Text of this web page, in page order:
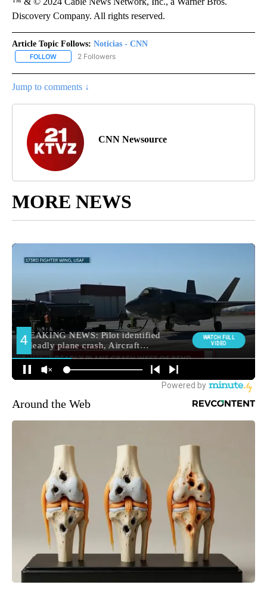
Discovery Company. All rights reserved.
Article Topic Follows: Noticias - CNN
FOLLOW FOLLOW "NOTICIAS - CNN" TO RECEIVE NOTIFICATIONS ABOUT
2 Followers
Jump to comments ↓
CNN Newsource
MORE NEWS
Around the Web